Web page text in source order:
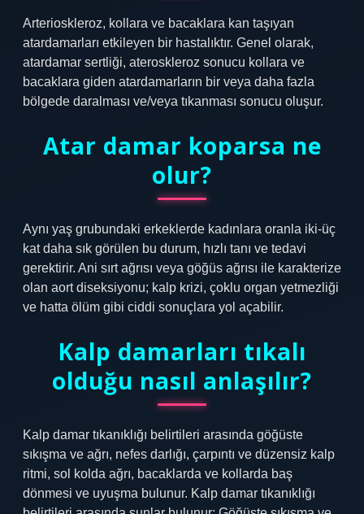
Arterioskleroz, kollara ve bacaklara kan taşıyan
atardamarları etkileyen bir hastalıktır. Genel olarak,
atardamar sertliği, ateroskleroz sonucu kollara ve
bacaklara giden atardamarların bir veya daha fazla
bölgede daralması ve/veya tıkanması sonucu oluşur.
Atar damar koparsa ne
olur?
Aynı yaş grubundaki erkeklerde kadınlara oranla iki-üç
kat daha sık görülen bu durum, hızlı tanı ve tedavi
gerektirir. Ani sırt ağrısı veya göğüs ağrısı ile karakterize
olan aort diseksiyonu; kalp krizi, çoklu organ yetmezliği
ve hatta ölüm gibi ciddi sonuçlara yol açabilir.
Kalp damarları tıkalı
olduğu nasıl anlaşılır?
Kalp damar tıkanıklığı belirtileri arasında göğüste
sıkışma ve ağrı, nefes darlığı, çarpıntı ve düzensiz kalp
ritmi, sol kolda ağrı, bacaklarda ve kollarda baş
dönmesi ve uyuşma bulunur. Kalp damar tıkanıklığı